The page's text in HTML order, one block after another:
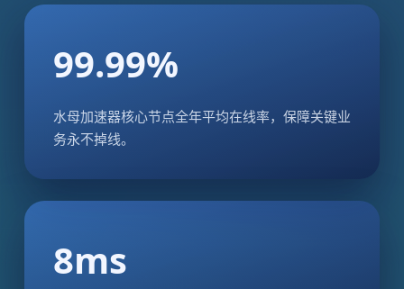
99.99%
水母加速器核心节点全年平均在线率，保障关键业
务永不掉线。
8ms